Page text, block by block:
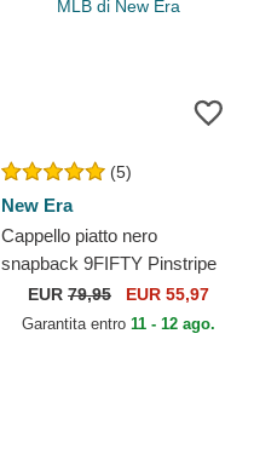
(5)
New Era
Cappello piatto nero
snapback 9FIFTY Pinstripe
Visor Clip dei Pittsburgh
Pirates MLB di New Era
EUR 79,95 EUR 55,97
Garantita entro 11 - 12 ago.